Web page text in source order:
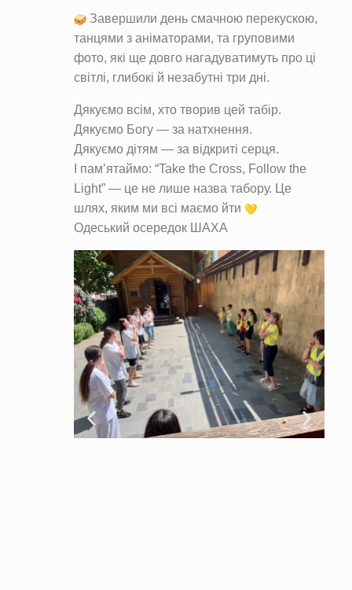
Завершили день смачною перекускою,
танцями з аніматорами, та груповими
фото, які ще довго нагадуватимуть про ці
світлі, глибокі й незабутні три дні.
Дякуємо всім, хто творив цей табір.
Дякуємо Богу — за натхнення.
Дякуємо дітям — за відкриті серця.
І пам’ятаймо: “Take the Cross, Follow the
Light” — це не лише назва табору. Це
шлях, яким ми всі маємо йти
Одеський осередок ШАХА